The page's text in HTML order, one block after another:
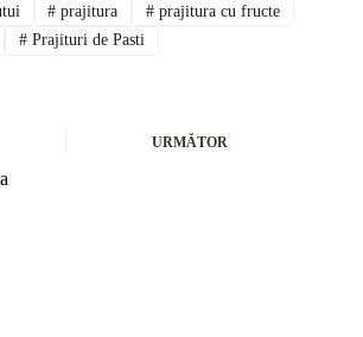
# prajitura # prajitura cu fructe
#Prajituri de Pasti
URMĂTOR